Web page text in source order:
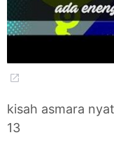
kisah asmara
13